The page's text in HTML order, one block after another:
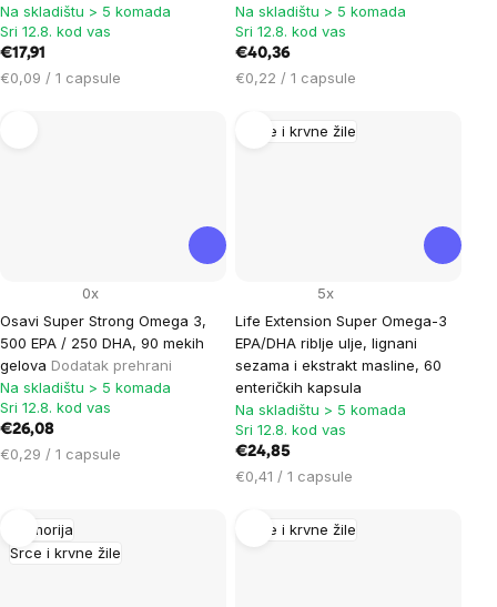
Na skladištu > 5 komada
Sri 12.8. kod vas
€17,91
Cijena
€0,09 / 1 capsule
Na skladištu > 5 komada
Sri 12.8. kod vas
€40,36
Cijena
€0,22 / 1 capsule
Osavi Super Strong Omega 3,
500 EPA / 250 DHA, 90 mekih
gelova Dodatak prehrani
0x
Na skladištu > 5 komada
Sri 12.8. kod vas
€26,08
Cijena
€0,29 / 1 capsule
Srce i krvne žile
Life Extension Super Omega-3
EPA/DHA riblje ulje, lignani
sezama i ekstrakt masline, 60
enteričkih kapsula
5x
Na skladištu > 5 komada
Sri 12.8. kod vas
€24,85
Cijena
€0,41 / 1 capsule
Memorija
Srce i krvne žile
Srce i krvne žile